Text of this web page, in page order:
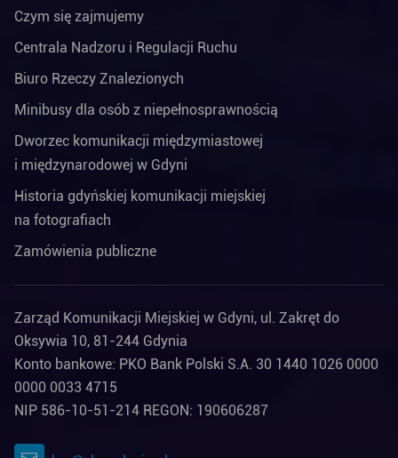
Czym się zajmujemy
Centrala Nadzoru i Regulacji Ruchu
Biuro Rzeczy Znalezionych
Minibusy dla osób z niepełnosprawnością
Dworzec komunikacji międzymiastowej
i międzynarodowej w Gdyni
Historia gdyńskiej komunikacji miejskiej
na fotografiach
Zamówienia publiczne
Zarząd Komunikacji Miejskiej w Gdyni, ul. Zakręt do
Oksywia 10, 81-244 Gdynia
Konto bankowe: PKO Bank Polski S.A. 30 1440 1026 0000
0000 0033 4715
NIP 586-10-51-214 REGON: 190606287